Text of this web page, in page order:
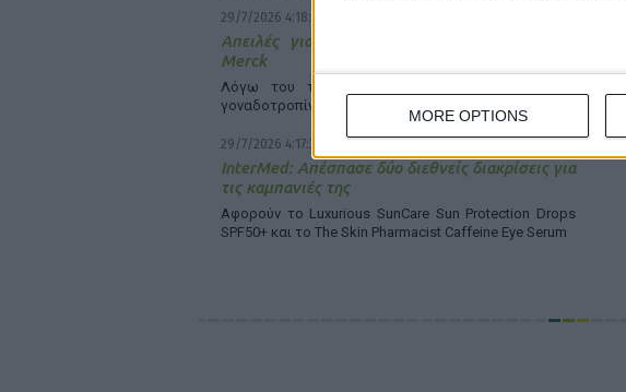
MORE OPTIONS
29/7/2026 4:18:55 μμ
Απειλές για μηνύσεις «στέλνει» ο ΠΦΣ στη
Merck
Λόγω του τρόπου διάθεσης του φαρμάκου με
γοναδοτροπίνη αλφα
29/7/2026 4:17:34 μμ
InterMed: Απέσπασε δύο διεθνείς διακρίσεις για
τις καμπανιές της
Αφορούν το Luxurious SunCare Sun Protection Drops
SPF50+ και το The Skin Pharmacist Caffeine Eye Serum